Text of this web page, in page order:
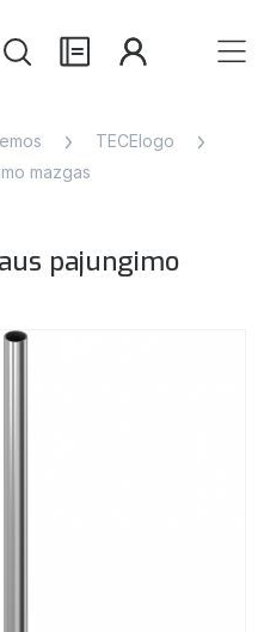
TECElogo
mazgas
pajungimo